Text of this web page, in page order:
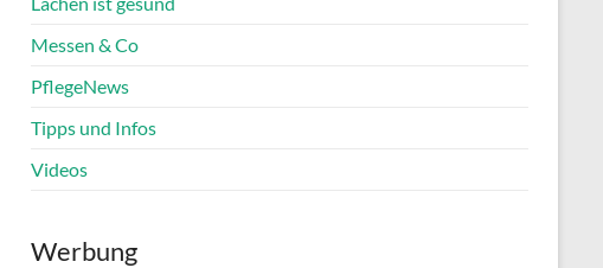
Messen & Co
PflegeNews
Tipps und Infos
Videos
Werbung